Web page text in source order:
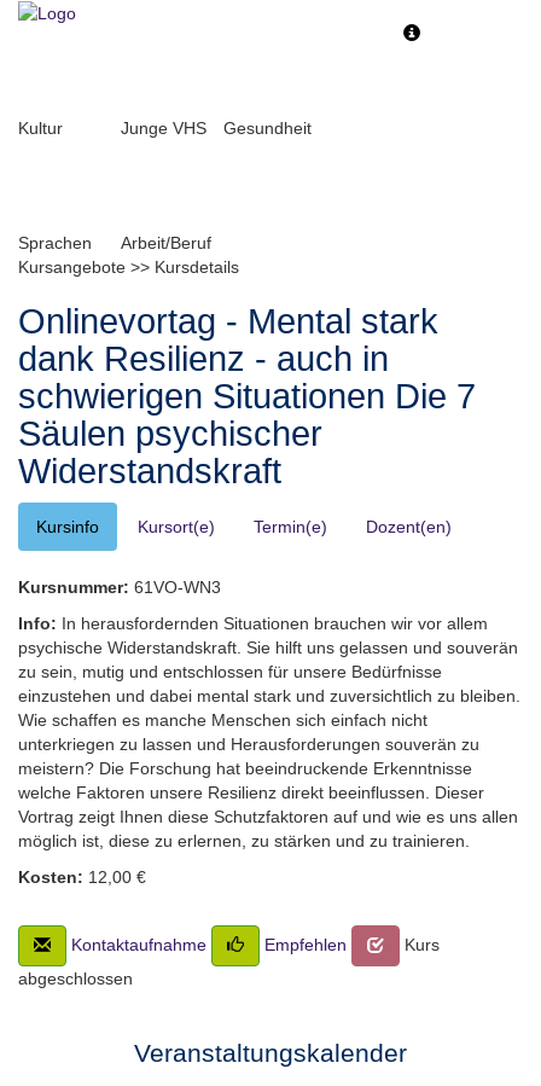
Toggle
Kultur Junge VHS Gesundheit
Sprachen
Arbeit/Beruf
Kursangebote >> Kursdetails
Onlinevortag - Mental stark
dank Resilienz - auch in
schwierigen Situationen Die 7
Säulen psychischer
Widerstandskraft
Kursinfo Kursort(e) Termin(e) Dozent(en)
Kursnummer: 61VO-WN3
Info: In herausfordernden Situationen brauchen wir vor allem
psychische Widerstandskraft. Sie hilft uns gelassen und souverän
zu sein, mutig und entschlossen für unsere Bedürfnisse
einzustehen und dabei mental stark und zuversichtlich zu bleiben.
Wie schaffen es manche Menschen sich einfach nicht
unterkriegen zu lassen und Herausforderungen souverän zu
meistern? Die Forschung hat beeindruckende Erkenntnisse
welche Faktoren unsere Resilienz direkt beeinflussen. Dieser
Vortrag zeigt Ihnen diese Schutzfaktoren auf und wie es uns allen
möglich ist, diese zu erlernen, zu stärken und zu trainieren.
Kosten: 12,00 €
Kontaktaufnahme Empfehlen
Kurs
abgeschlossen
Veranstaltungskalender